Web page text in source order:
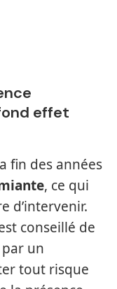
effet
fin des années
, ce qui
d’intervenir.
conseillé de
un
tout risque